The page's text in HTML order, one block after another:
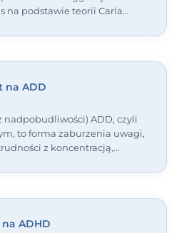
na podstawie teorii Carla…
na ADD
nadpobudliwości) ADD, czyli
to forma zaburzenia uwagi,
z koncentracją,…
na ADHD